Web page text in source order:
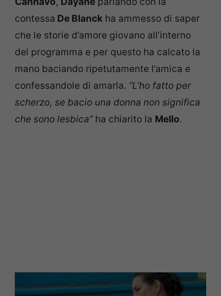
contessa De Blanck ha ammesso di saper
che le storie d’amore giovano all’interno
del programma e per questo ha calcato la
mano baciando ripetutamente l’amica e
confessandole di amarla. “L’ho fatto per
scherzo, se bacio una donna non significa
che sono lesbica”ha chiarito la Mello.